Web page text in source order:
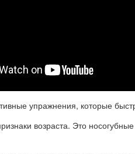
упражнения, которые
возраста. Это